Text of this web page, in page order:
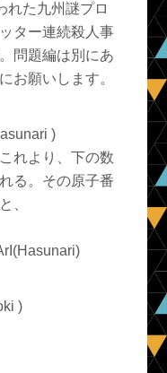
れた九州謎プロ
ター連続殺人事
問題編は別にあ
お願いします。
)
れより、下の数
る。その原子番
、
)